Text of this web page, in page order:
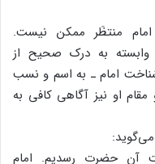
امام منتظَر ممکن نیست.
وابسته به درک صحیح از
شناخت امام ـ به اسم و نسب
مقام او نیز آگاهی کافی به
آن حضرت رسدیم. امام